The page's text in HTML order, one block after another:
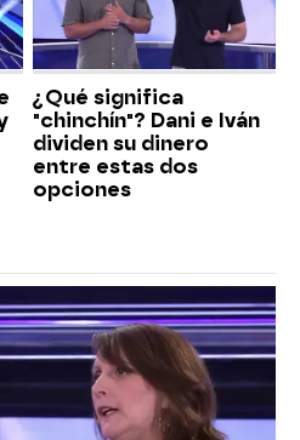
¿Qué significa
"chinchín"? Dani e Iván
dividen su dinero
entre estas dos
opciones